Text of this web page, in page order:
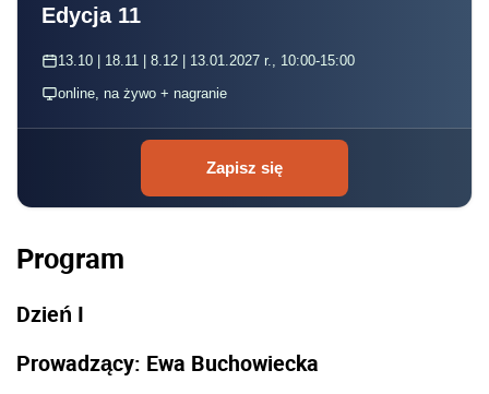
Edycja 11
13.10 | 18.11 | 8.12 | 13.01.2027 r., 10:00-15:00
online, na żywo + nagranie
Zapisz się
Program
Dzień I
Prowadzący: Ewa Buchowiecka